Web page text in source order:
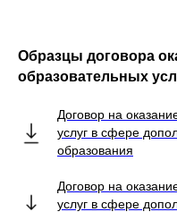
Образцы договора
образовательных
Договор на
услуг в сфере
образования
Договор на
услуг в сфере